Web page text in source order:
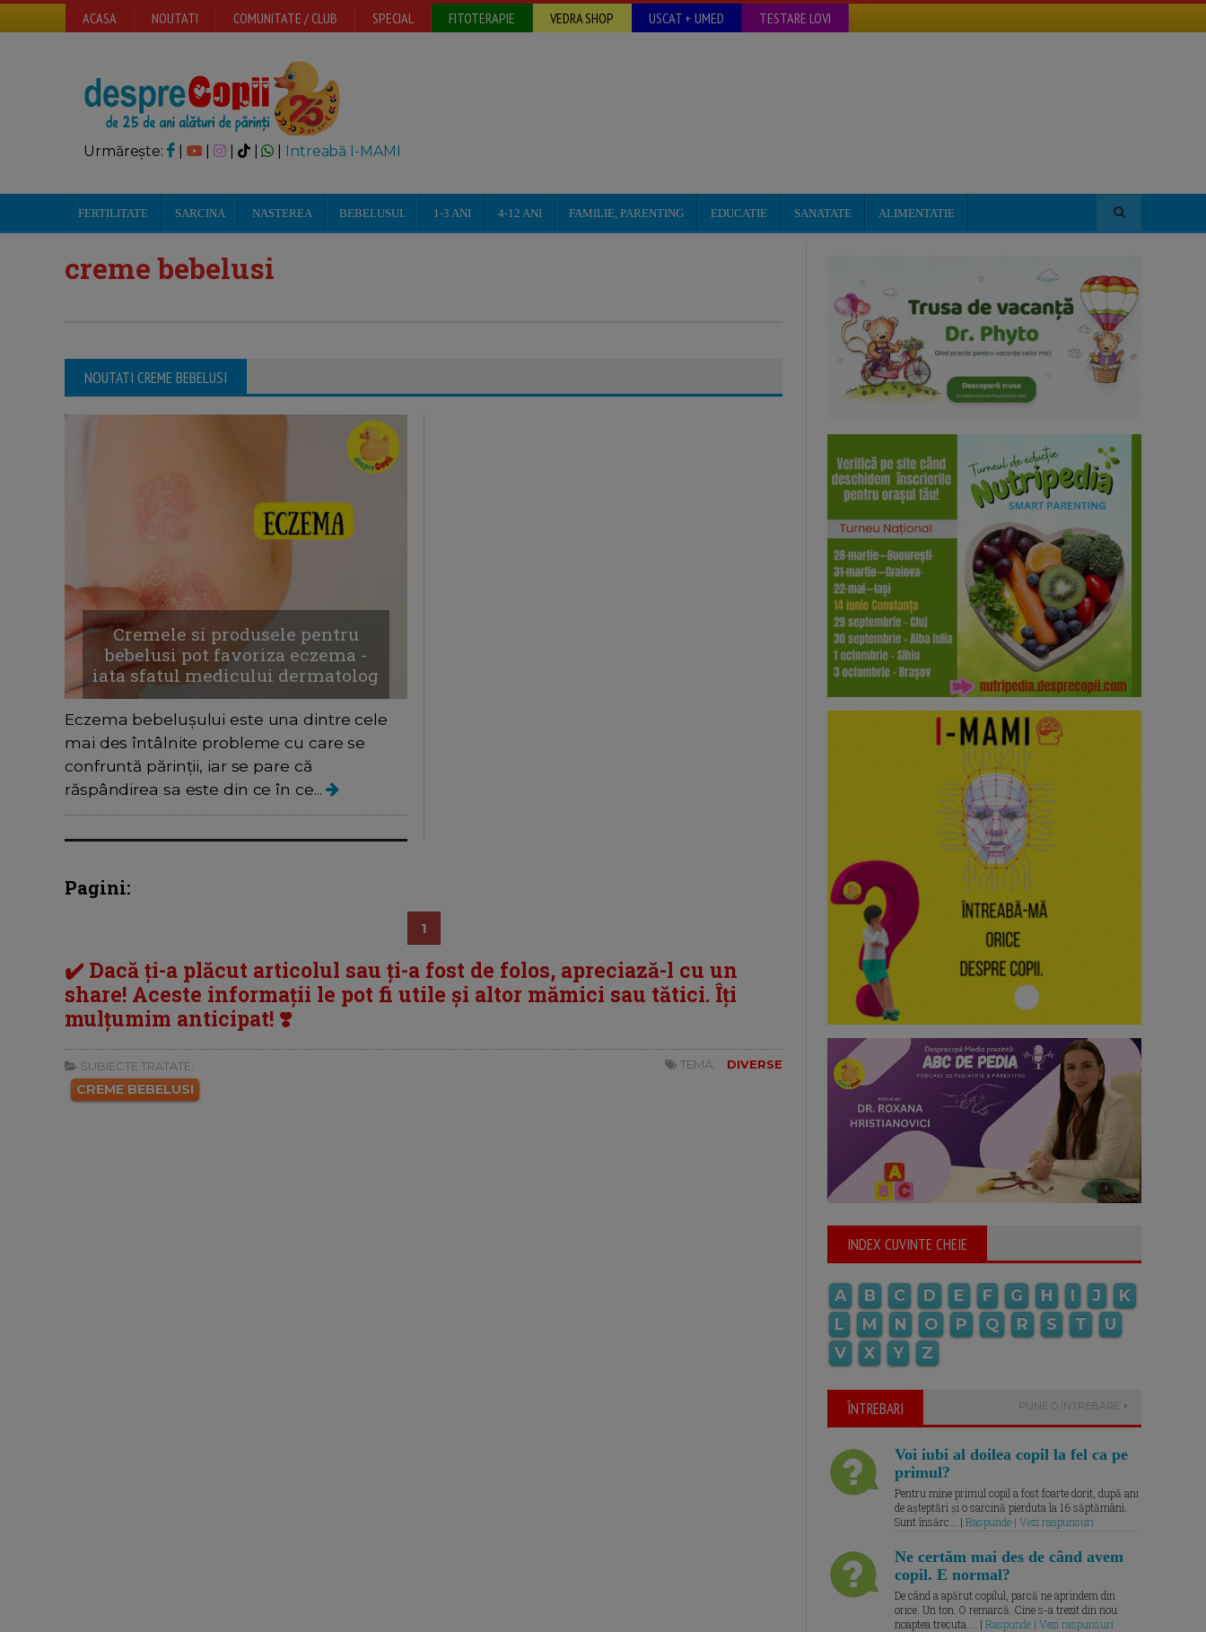
ACASA NOUTATI COMUNITATE / CLUB SPECIAL FITOTERAPIE VEDRA SHOP USCAT + UMED TESTARE LOVI
Urmărește: | | Intreabă I-MAMI
FERTILITATE SARCINA NASTEREA BEBELUSUL 1-3 ANI 4-12 ANI FAMILIE, PARENTING EDUCATIE SANATATE ALIMENTATIE
creme bebelusi
NOUTATI CREME BEBELUSI
Cremele si produsele pentru
bebelusi pot favoriza eczema -
iata sfatul medicului dermatolog
Eczema bebelușului este una dintre cele
mai des întâlnite probleme cu care se
confruntă părinții, iar se pare că
răspândirea sa este din ce în ce...
Pagini:
1
✔️ Dacă ți-a plăcut articolul sau ți-a fost de folos, apreciază-l cu un
share! Aceste informații le pot fi utile și altor mămici sau tătici. Îți
mulțumim anticipat! ❣️
SUBIECTE TRATATE:
CREME BEBELUSI
TEMA: DIVERSE
INDEX CUVINTE CHEIE
A B C D E F G H I J
K
L
M N O P Q R S T
U
V
X Y Z
ÎNTREBARI PUNE O ÎNTREBARE
Voi iubi al doilea copil la fel ca pe
primul?
Pentru mine primul copil a fost foarte dorit, după ani
de așteptări și o sarcină pierduta la 16 săptămâni.
Sunt însărc... | Raspunde | Vezi raspunsuri
Ne certăm mai des de când avem
copil. E normal?
De când a apărut copilul, parcă ne aprindem din
orice. Un ton. O remarcă. Cine s-a trezit din nou
noaptea trecuta.... | Raspunde | Vezi raspunsuri